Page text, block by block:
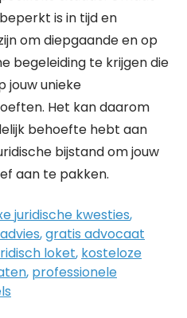
is in tijd en
om diepgaande en op
begeleiding te krijgen die
jouw unieke
Het kan daarom
behoefte hebt aan
bijstand om jouw
aan te pakken.
juridische kwesties,
,gratis advocaat
loket, kosteloze
, professionele